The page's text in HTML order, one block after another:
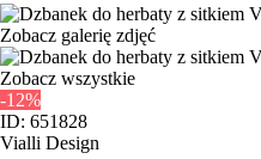
Zobacz galerię zdjęć
Zobacz wszystkie
-12%
ID: 651828
Vialli Design